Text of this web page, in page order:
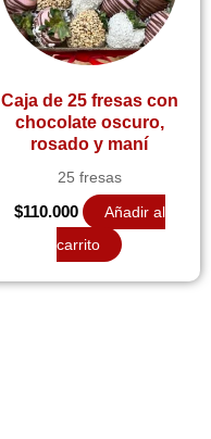
Caja de 25 fresas con
chocolate oscuro,
rosado y maní
25 fresas
$110.000
Añadir al
carrito